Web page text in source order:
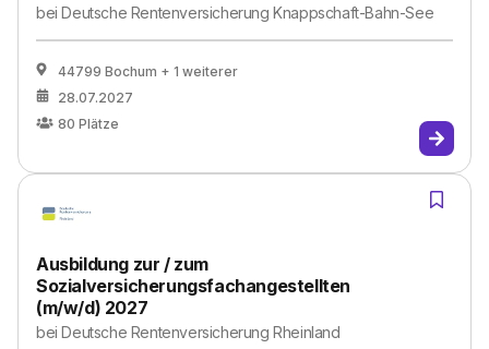
beiDeutsche Rentenversicherung Knappschaft-Bahn-See
44799 Bochum + 1 weiterer
28.07.2027
80 Plätze
Ausbildung zur / zum
Sozialversicherungsfachangestellten
(m/w/d) 2027
beiDeutsche Rentenversicherung Rheinland